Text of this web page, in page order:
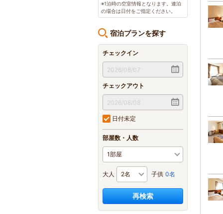
※1泊時の空室情報となります。連泊
の場合は日付をご指定ください。
宿泊プランを探す
チェックイン
チェックアウト
日付未定
部屋数・人数
大人 子供 0名
再検索